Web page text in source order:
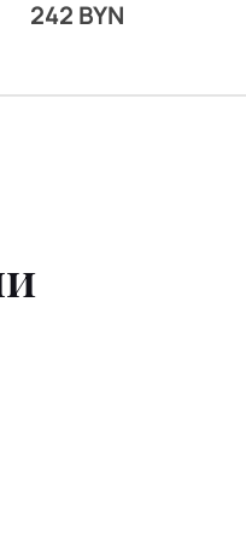
242 BYN